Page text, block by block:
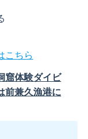
こちら
窟体験ダイビ
前兼久漁港に